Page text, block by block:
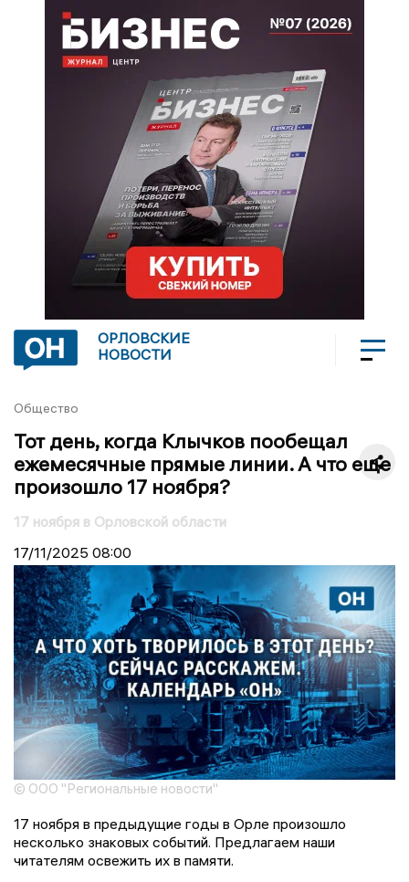
ОРЛОВСКИЕ
НОВОСТИ
Общество
Тот день, когда Клычков пообещал
ежемесячные прямые линии. А что еще
произошло 17 ноября?
17 ноября в Орловской области
17/11/2025 08:00
© ООО "Региональные новости"
17 ноября в предыдущие годы в Орле произошло
несколько знаковых событий. Предлагаем наши
читателям освежить их в памяти.